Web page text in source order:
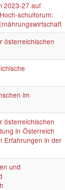
2023-27 auf
schulforum:
österreichischen
im
österreichischen
in Österreich
Erfahrungen in der
und